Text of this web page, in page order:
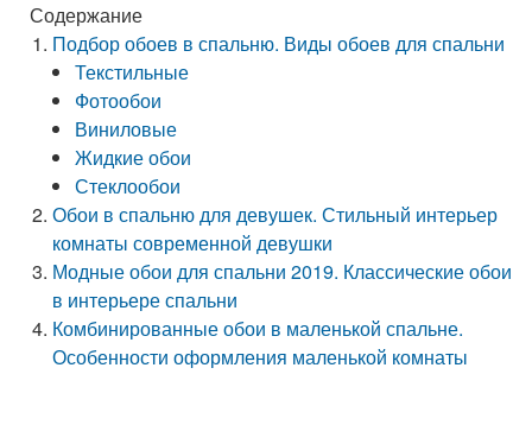
Содержание
Подбор обоев в спальню. Виды обоев для спальни
Текстильные
Фотообои
Виниловые
Жидкие обои
Стеклообои
Обои в спальню для девушек. Стильный интерьер
комнаты современной девушки
Модные обои для спальни 2019. Классические обои
в интерьере спальни
Комбинированные обои в маленькой спальне.
Особенности оформления маленькой комнаты